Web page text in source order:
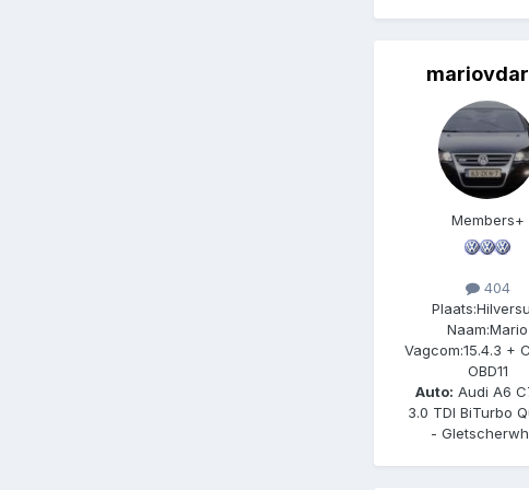
Members+
404
Plaats:
Naam:Mario
Vagcom:15.4.3 +
OBD11
Auto: Audi A6
3.0 TDI BiTurbo
-